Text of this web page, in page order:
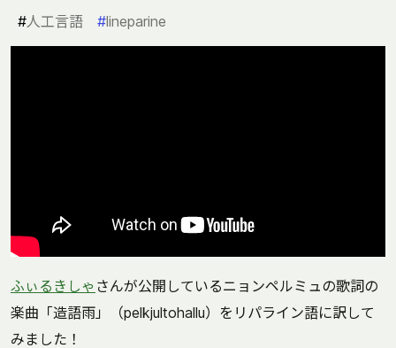
#人工言語 #lineparine
ふぃるきしゃ さんが公開しているニョンペルミュの歌詞の
楽曲「造語雨」（pelkjultohallu）をリパライン語に訳して
みました！